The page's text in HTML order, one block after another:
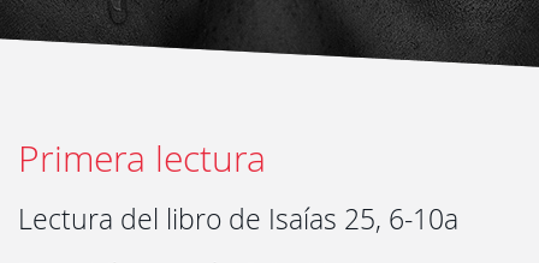
Primera lectura
Lectura del libro de Isaías 25, 6-10a